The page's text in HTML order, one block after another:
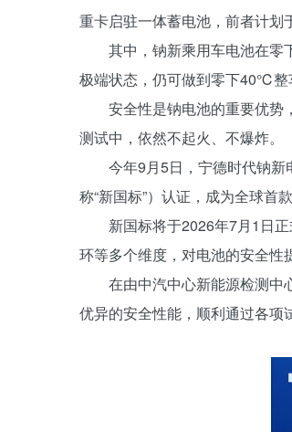
重卡启驻一体蓄电池，前者计划
其中，钠新乘用车电池在
极端状态，仍可做到零下40℃整
安全性是钠电池的重要优势
测试中，依然不起火、不爆炸。
今年9月5日，宁德时代钠
称“新国标”）认证，成为全球首
新国标将于2026年7月1日
环等多个维度，对电池的安全性
在由中汽中心新能源检测中
优异的安全性能，顺利通过各项